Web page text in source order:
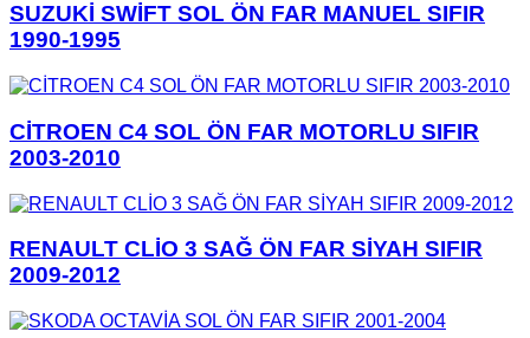
SUZUKİ SWİFT SOL ÖN FAR MANUEL SIFIR
1990-1995
CİTROEN C4 SOL ÖN FAR MOTORLU SIFIR
2003-2010
RENAULT CLİO 3 SAĞ ÖN FAR SİYAH SIFIR
2009-2012